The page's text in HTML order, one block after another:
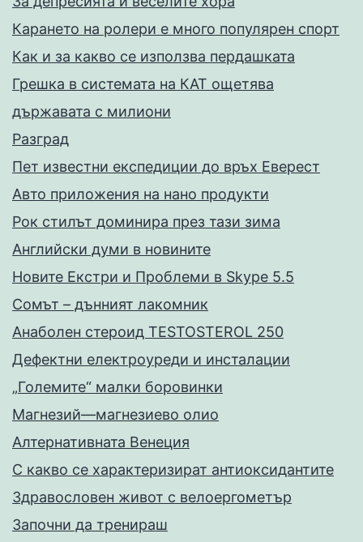
Карането на ролери е много популярен спорт
Как и за какво се използва пердашката
Грешка в системата на КАТ ощетява
държавата с милиони
Разград
Пет известни експедиции до връх Еверест
Авто приложения на нано продукти
Рок стилът доминира през тази зима
Английски думи в новините
Новите Екстри и Проблеми в Skype 5.5
Сомът – дънният лакомник
Анаболен стероид TESTOSTEROL 250
Дефектни електроуреди и инсталации
„Големите“ малки боровинки
Магнезий—магнезиево олио
Алтернативната Венеция
С какво се характеризират антиоксидантите
Здравословен живот с велоергометър
Запoчни да тренираш